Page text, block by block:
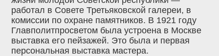
работал в Совете Третьяковской галереи, в
комиссии по охране памятников. В 1921 году
Главполитпросветом была устроена в Москве
выставка его пейзажей. Это была и первая
персональная выставка мастера.